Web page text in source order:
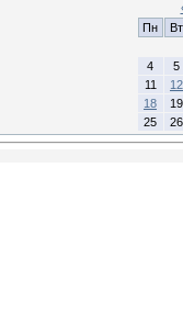
Пн
Вт
4
5
11
12
18
19
25
26